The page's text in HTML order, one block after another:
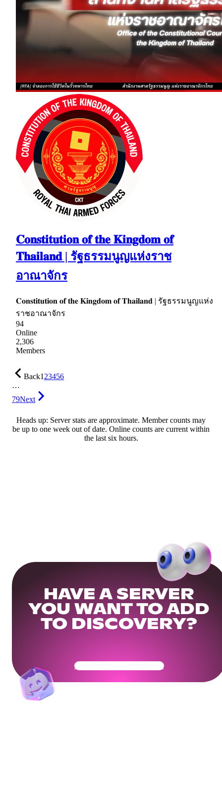
𝐂𝐨𝐧𝐬𝐭𝐢𝐭𝐮𝐭𝐢𝐨𝐧 𝐨𝐟 𝐭𝐡𝐞 𝐊𝐢𝐧𝐠𝐝𝐨𝐦 𝐨𝐟
𝐓𝐡𝐚𝐢𝐥𝐚𝐧𝐝 | รัฐธรรมนูญแห่งราช
อาณาจักร
𝐂𝐨𝐧𝐬𝐭𝐢𝐭𝐮𝐭𝐢𝐨𝐧 𝐨𝐟 𝐭𝐡𝐞 𝐊𝐢𝐧𝐠𝐝𝐨𝐦 𝐨𝐟 𝐓𝐡𝐚𝐢𝐥𝐚𝐧𝐝 | รัฐธรรมนูญแห่ง
ราชอาณาจักร
94
Online
2,306
Members
Back123456
…
79Next
Heads up: Server stats are approximate. Member counts may
be up to one week out of date. Online counts are current within
the last six hours.
HAVE A SERVER
YOU WANT TO ADD
TO DISCOVERY?
Get Your Community Ready